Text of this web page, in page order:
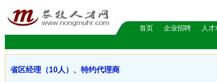
首页 企业招聘 人
省区经理（10人）、特约代理商